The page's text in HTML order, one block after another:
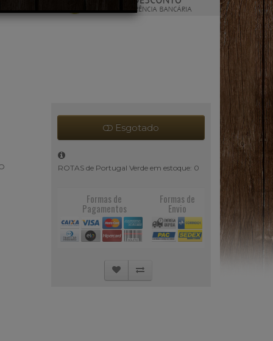
Esgotado
ROTAS de Portugal Verde em estoque: 0
Formas de
Pagamentos
Formas de
Envio